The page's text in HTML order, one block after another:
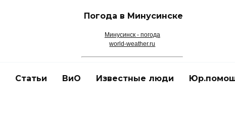
Погода в Минусинске
Минусинск - погода
world-weather.ru
Статьи ВиО Известные люди